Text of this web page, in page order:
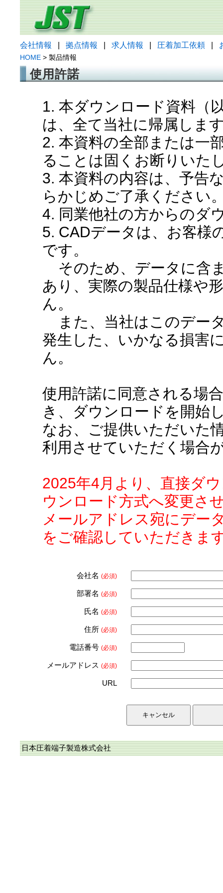
会社情報 拠点情報 求人情報 圧着加工依頼
HOME > 製品情報
使用許諾
1. 本ダウンロード資料（
は、全て当社に帰属しま
2. 本資料の全部または一
ることは固くお断りいた
3. 本資料の内容は、予告
らかじめご了承ください
4. 同業他社の方からのダ
5. CADデータは、お客様
です。
そのため、データに含
あり、実際の製品仕様や
ん。
また、当社はこのデー
発生した、いかなる損害
ん。
使用許諾に同意される場
き、ダウンロードを開始
なお、ご提供いただいた
利用させていただく場合
2025年4月より、直接ダ
ウンロード方式へ変更さ
メールアドレス宛にデー
をご確認していただきま
会社名 (必須)
部署名 (必須)
氏名 (必須)
住所 (必須)
電話番号 (必須)
メールアドレス (必須)
URL
日本圧着端子製造株式会社